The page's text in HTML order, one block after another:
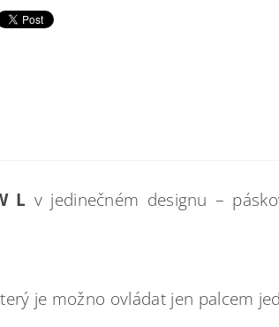
L v jedinečném designu –
je možno ovládat jen palcem